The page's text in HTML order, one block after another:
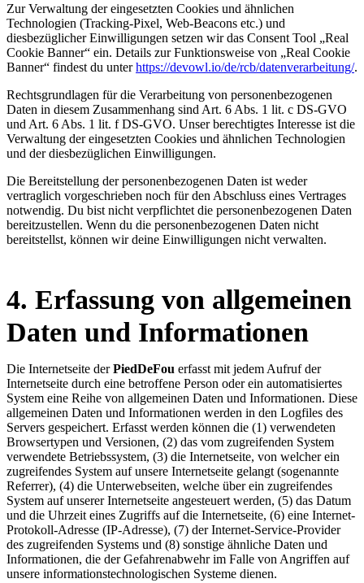
Zur Verwaltung der eingesetzten Cookies und ähnlichen
Technologien (Tracking-Pixel, Web-Beacons etc.) und
diesbezüglicher Einwilligungen setzen wir das Consent Tool „Real
Cookie Banner“ ein. Details zur Funktionsweise von „Real Cookie
Banner“ findest du unterhttps://devowl.io/de/rcb/datenverarbeitung/.
Rechtsgrundlagen für die Verarbeitung von personenbezogenen
Daten in diesem Zusammenhang sind Art. 6 Abs. 1 lit. c DS-GVO
und Art. 6 Abs. 1 lit. f DS-GVO. Unser berechtigtes Interesse ist die
Verwaltung der eingesetzten Cookies und ähnlichen Technologien
und der diesbezüglichen Einwilligungen.
Die Bereitstellung der personenbezogenen Daten ist weder
vertraglich vorgeschrieben noch für den Abschluss eines Vertrages
notwendig. Du bist nicht verpflichtet die personenbezogenen Daten
bereitzustellen. Wenn du die personenbezogenen Daten nicht
bereitstellst, können wir deine Einwilligungen nicht verwalten.
4. Erfassung von allgemeinen
Daten und Informationen
Die Internetseite derPiedDeFou erfasst mit jedem Aufruf der
Internetseite durch eine betroffene Person oder ein automatisiertes
System eine Reihe von allgemeinen Daten und Informationen. Diese
allgemeinen Daten und Informationen werden in den Logfiles des
Servers gespeichert. Erfasst werden können die (1) verwendeten
Browsertypen und Versionen, (2) das vom zugreifenden System
verwendete Betriebssystem, (3) die Internetseite, von welcher ein
zugreifendes System auf unsere Internetseite gelangt (sogenannte
Referrer), (4) die Unterwebseiten, welche über ein zugreifendes
System auf unserer Internetseite angesteuert werden, (5) das Datum
und die Uhrzeit eines Zugriffs auf die Internetseite, (6) eine Internet-
Protokoll-Adresse (IP-Adresse), (7) der Internet-Service-Provider
des zugreifenden Systems und (8) sonstige ähnliche Daten und
Informationen, die der Gefahrenabwehr im Falle von Angriffen auf
unsere informationstechnologischen Systeme dienen.